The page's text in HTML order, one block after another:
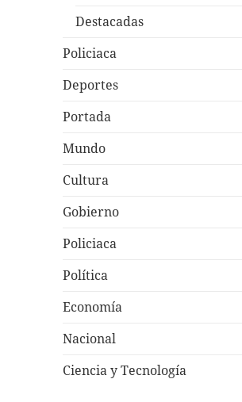
Destacadas
Policiaca
Deportes
Portada
Mundo
Cultura
Gobierno
Policiaca
Política
Economía
Nacional
Ciencia y Tecnología